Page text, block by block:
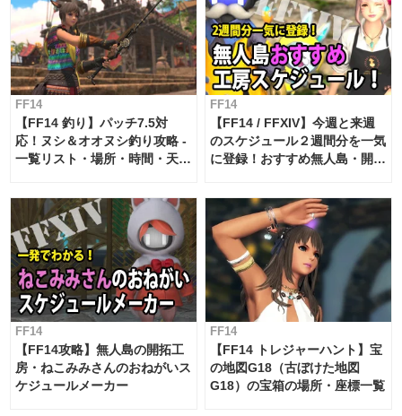
FF14
【FF14 釣り】パッチ7.5対
応！ヌシ＆オオヌシ釣り攻略 -
一覧リスト・場所・時間・天
FF14
【FF14 / FFXIV】今週と来週
のスケジュール２週間分を一気
に登録！おすすめ無人島・開拓
FF14
【FF14攻略】無人島の開拓工
房・ねこみみさんのおねがいス
ケジュールメーカー
FF14
【FF14 トレジャーハント】宝
の地図G18（古ぼけた地図
G18）の宝箱の場所・座標一覧